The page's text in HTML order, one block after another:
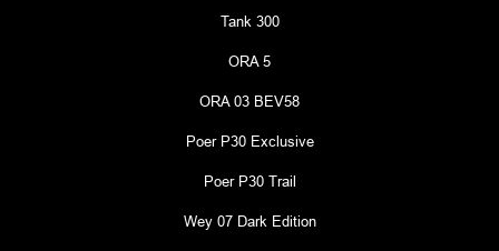
Tank 300
ORA 5
ORA 03 BEV58
Poer P30 Exclusive
Poer P30 Trail
Wey 07 Dark Edition